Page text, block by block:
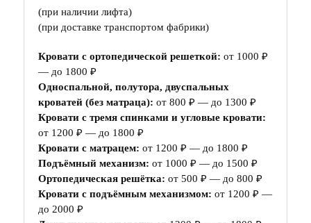
(при наличии лифта)
(при доставке транспортом фабрики)
Кровати с ортопедической решеткой: от 1000 ₽
— до 1800 ₽
Односпальной, полутора, двуспальных
кроватей (без матраца): от 800 ₽ — до 1300 ₽
Кровати с тремя спинками и угловые кровати:
от 1200 ₽ — до 1800 ₽
Кровати с матрацем: от 1200 ₽ — до 1800 ₽
Подъёмный механизм: от 1000 ₽ — до 1500 ₽
Ортопедическая решётка: от 500 ₽ — до 800 ₽
Кровати с подъёмным механизмом: от 1200 ₽ —
до 2000 ₽